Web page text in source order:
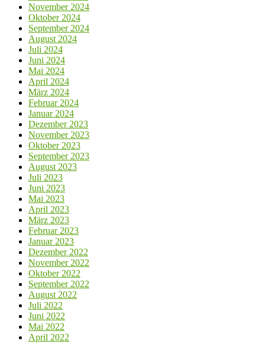
November 2024
Oktober 2024
September 2024
August 2024
Juli 2024
Juni 2024
Mai 2024
April 2024
März 2024
Februar 2024
Januar 2024
Dezember 2023
November 2023
Oktober 2023
September 2023
August 2023
Juli 2023
Juni 2023
Mai 2023
April 2023
März 2023
Februar 2023
Januar 2023
Dezember 2022
November 2022
Oktober 2022
September 2022
August 2022
Juli 2022
Juni 2022
Mai 2022
April 2022